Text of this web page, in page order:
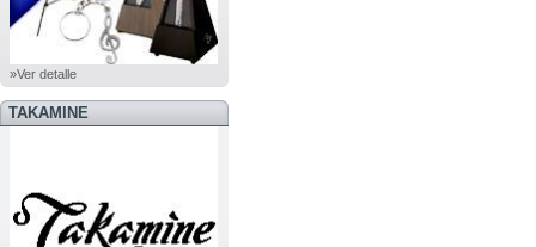
»Ver detalle
TAKAMINE